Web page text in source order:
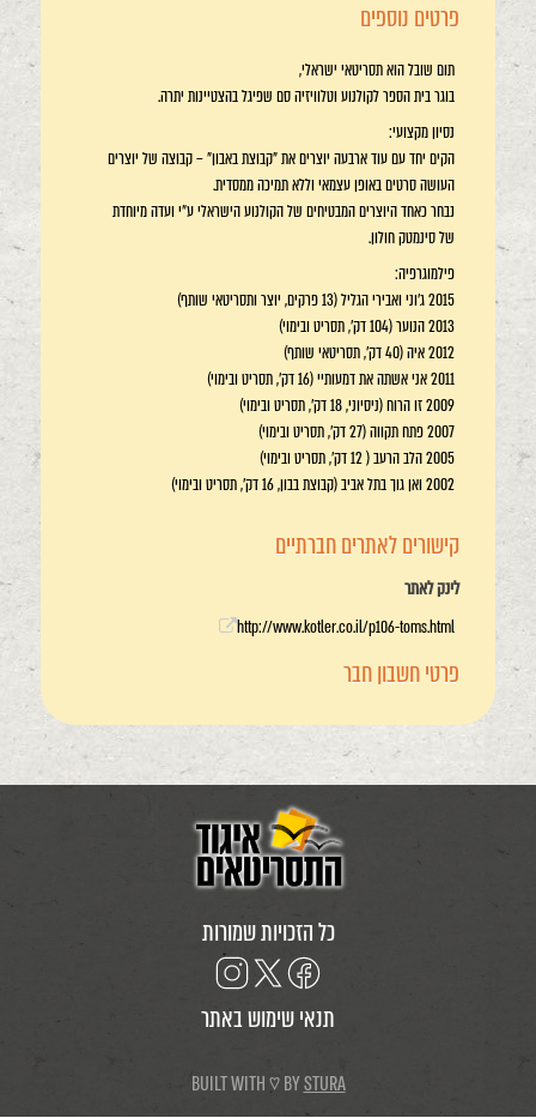
פרטים נוספים
תום שובל הוא תסריטאי ישראלי,
בוגר בית הספר לקולנוע וטלוויזיה סם שפיגל בהצטיינות יתרה.
נסיון מקצועי:
הקים יחד עם עוד ארבעה יוצרים את "קבוצת באבון" – קבוצה של יוצרים
העושה סרטים באופן עצמאי וללא תמיכה ממסדית.
נבחר כאחד היוצרים המבטיחים של הקולנוע הישראלי ע"י ועדה מיוחדת
של סינמטק חולון.
פילמוגרפיה:
2015 ג'וני ואבירי הגליל (13 פרקים, יוצר ותסריטאי שותף)
2013 הנוער (104 דק', תסריט ובימוי)
2012 איה (40 דק', תסריטאי שותף)
2011 אני אשתה את דמעותיי (16 דק', תסריט ובימוי)
2009 זו הרוח (ניסיוני, 18 דק', תסריט ובימוי)
2007 פתח תקווה (27 דק', תסריט ובימוי)
2005 הלב הרעב ( 12 דק', תסריט ובימוי)
2002 ואן גוך בתל אביב (קבוצת בבון, 16 דק', תסריט ובימוי)
קישורים לאתרים חברתיים
לינק לאתר
http://www.kotler.co.il/p106-toms.html
פרטי חשבון חבר
כל הזכויות שמורות
תנאי שימוש באתר
BUILT WITH ♡ BYSTURA